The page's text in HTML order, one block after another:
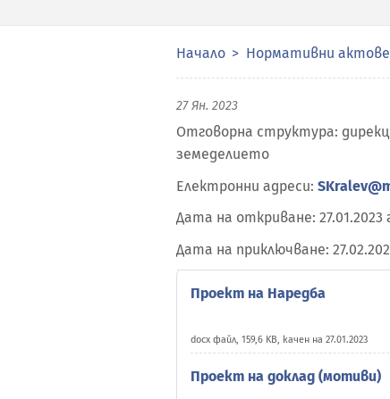
Начало Нормативни актове
27 Ян. 2023
Отговорна структура:
земеделието
Електронни адреси:
Дата на откриване: 27.01.2023
Дата на приключване:
Проект на Наредба
docx файл, 159,6 KB, качен на 27.01.2023
Проект на доклад (мотиви)